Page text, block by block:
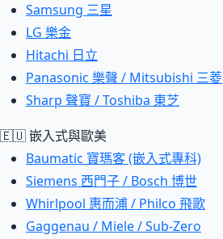
Samsung 三星
LG 樂金
Hitachi 日立
Panasonic 樂聲 / Mitsubishi 三菱
Sharp 聲寶 / Toshiba 東芝
🇪🇺 嵌入式與歐美
Baumatic 寶瑪客 (嵌入式專科)
Siemens 西門子 / Bosch 博世
Whirlpool 惠而浦 / Philco 飛歌
Gaggenau / Miele / Sub-Zero